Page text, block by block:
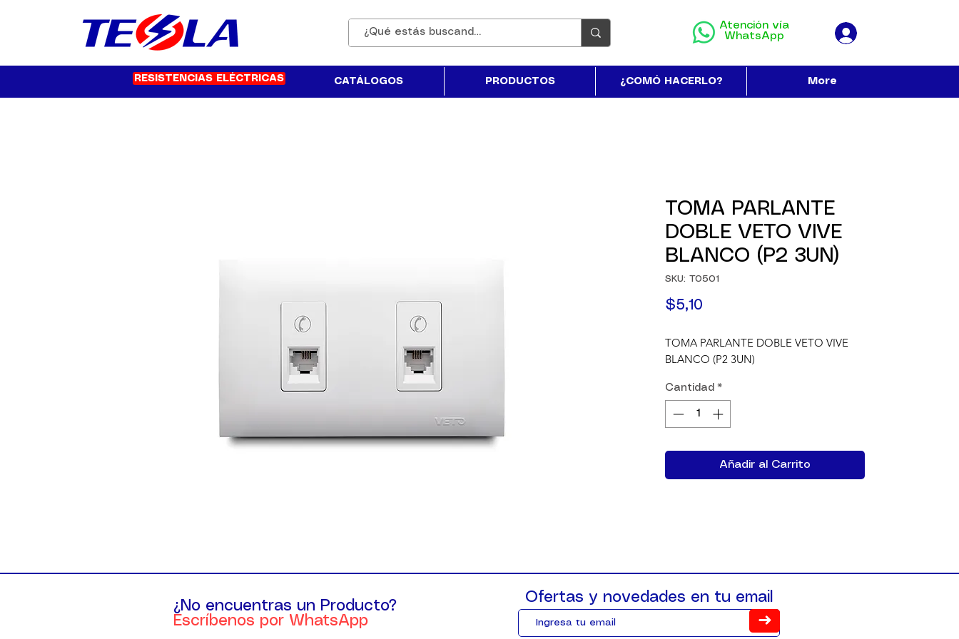
Atención vía
WhatsApp
RESISTENCIAS ELÉCTRICAS CATÁLOGOS PRODUCTOS ¿COMÓ HACERLO? More
TOMA PARLANTE
DOBLE VETO VIVE
BLANCO (P2 3UN)
SKU: T0501
$5,10
TOMA PARLANTE DOBLE VETO VIVE
BLANCO (P2 3UN)
Cantidad *
Añadir al Carrito
¿No encuentras un Producto?
Escríbenos por WhatsApp
Ofertas y novedades en tu email
➜